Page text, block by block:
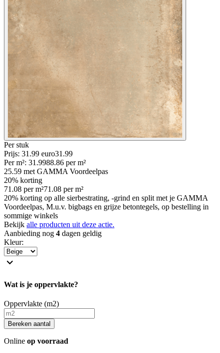
Per stuk
Prijs: 31.99 euro31 .99
Per m²: 31.9988.86 per m²
25.59 met GAMMA Voordeelpas
20% korting
71.08 per m²71.08 per m²
20% korting op alle sierbestrating, -grind en split met je GAMMA
Voordeelpas, M.u.v. bigbags en grijze betontegels, op bestelling in
sommige winkels
Bekijk alle producten uit deze actie.
Aanbieding nog 4 dagen geldig
Kleur:
Wat is je oppervlakte?
Oppervlakte (m2)
Bereken aantal
Online op voorraad